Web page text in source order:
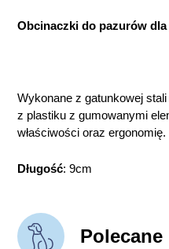
Obcinaczki do pazurów
Wykonane z gatunkowej
z plastiku z gumowanymi
właściwości oraz ergonomię.
Długość: 9cm
Polecane